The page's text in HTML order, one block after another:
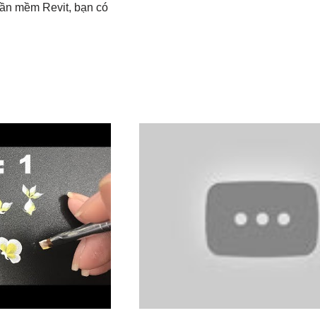
mềm Revit, bạn có